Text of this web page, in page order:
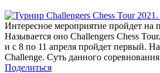
Интересное мероприятие пройдет на
Называется оно Challengers Chess
и с 8 по 11 апреля пройдет первый.
Challenge. Суть данного
Поделиться